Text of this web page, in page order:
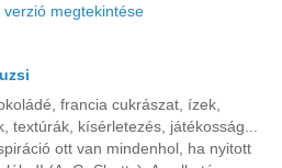
verzió megtekintése
francia cukrászat, ízek,
textúrák, kísérletezés, játékosság...
ott van mindenhol, ha nyitott